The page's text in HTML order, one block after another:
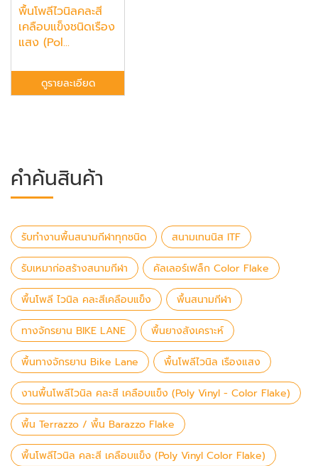
พื้นโพลีไวนิลคละสี
เคลือบแข็งชนิดเรือง
แสง (Pol...
ดูรายละเอียด
คำค้นสินค้า
รับทำงานพื้นสนามกีฬาทุกชนิด สนามเทนนิส ITF
รับเหมาก่อสร้างสนามกีฬา คัลเลอร์เฟล็ก Color Flake
พื้นโพลี ไวนิล คละสีเคลือบแข็ง พื้นสนามกีฬา
ทางจักรยาน BIKE LANE พื้นยางสังเคราะห์
พื้นทางจักรยาน Bike Lane พื้นโพลีไวนิล เรืองแสง
งานพื้นโพลีไวนิล คละสี เคลือบแข็ง (Poly Vinyl - Color Flake)
พื้น Terrazzo / พื้น Barazzo Flake
พื้นโพลีไวนิล คละสี เคลือบแข็ง (Poly Vinyl Color Flake)